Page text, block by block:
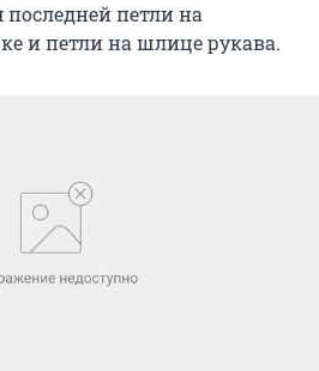
петли на
и петли на шлице рукава.